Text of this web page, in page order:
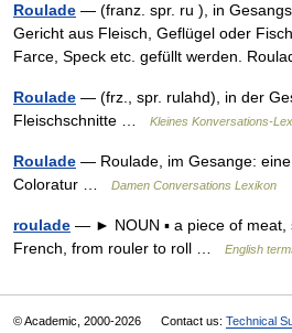
Roulade — (franz. spr. ru ), in
Gericht aus Fleisch, Geflügel oder
Farce, Speck etc. gefüllt werden.
Roulade — (frz., spr. rulahd), in der
Fleischschnitte …
Kleines Konversations-
Roulade — Roulade, im Gesange:
Coloratur …
Damen Conversations Lexikon
roulade — ► NOUN ▪ a piece of meat,
French, from rouler to roll …
English
© Academic, 2000-2026 Contact us: Technical